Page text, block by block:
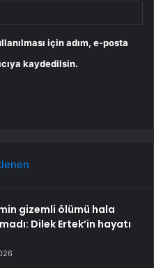
için adım, e-posta
kaydedilsin.
gizemli ölümü hala
Dilek Ertek’in hayatı